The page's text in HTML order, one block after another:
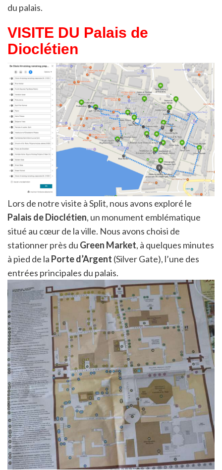
du palais.
VISITE DU Palais de
Dioclétien
Lors de notre visite à Split, nous avons exploré le
Palais de Dioclétien, un monument emblématique
situé au cœur de la ville. Nous avons choisi de
stationner près du Green Market, à quelques minutes
à pied de la Porte d’Argent (Silver Gate), l’une des
entrées principales du palais.